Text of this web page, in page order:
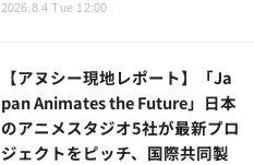
2026.8.4 Tue 12:00
【アヌシー現地レポート】「Ja
pan Animates the Future」日本
のアニメスタジオ5社が最新プロ
ジェクトをピッチ、国際共同製